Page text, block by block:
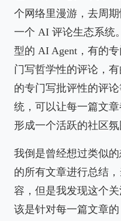
个网络里漫游，去周
一个 AI 评论生态系统
型的 AI Agent，有的
门写哲学性的评论，
的专门写批评性的评
统，可以让每一篇文
形成一个活跃的社区氛
我倒是曾经想过类似
的所有文章进行总结
容，但是我发现这个
该是针对每一篇文章